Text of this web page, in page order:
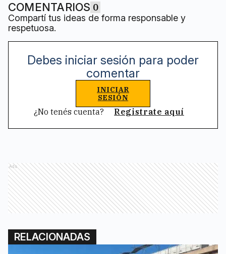
COMENTARIOS 0
Compartí tus ideas de forma responsable y
respetuosa.
Debes iniciar sesión para poder
comentar
INICIAR
SESIÓN
¿No tenés cuenta? Registrate aquí
Ads
RELACIONADAS